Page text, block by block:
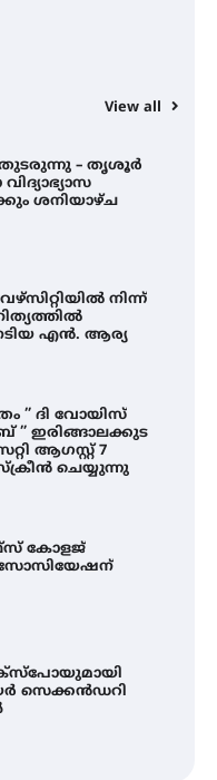
View all
തുടരുന്നു – തൃശൂർ
ശനിയാഴ്ച
നിന്ന്
എൻ. ആര്യ
” ദി വോയിസ്
” ഇരിങ്ങാലക്കുട
ആഗസ്റ്റ് 7
ചെയ്യുന്നു
കോളജ്
സെക്കൻഡറി